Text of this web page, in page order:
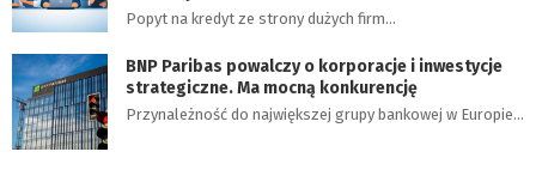
Popyt na kredyt ze strony dużych firm…
BNP Paribas powalczy o korporacje i inwestycje
strategiczne. Ma mocną konkurencję
Przynależność do największej grupy bankowej w Europie…